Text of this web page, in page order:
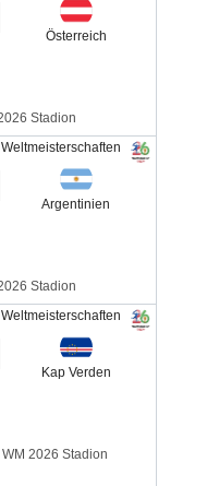
Österreich
Stadion
Weltmeisterschaften
Argentinien
Stadion
Weltmeisterschaften
Kap Verden
2026 Stadion